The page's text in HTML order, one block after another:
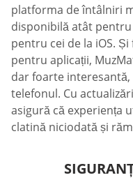
platforma de întâlniri
disponibilă atât
pentru cei de la iOS.
pentru aplicații,
dar foarte
telefonul. Cu
asigură că experiența
clatină niciodată și